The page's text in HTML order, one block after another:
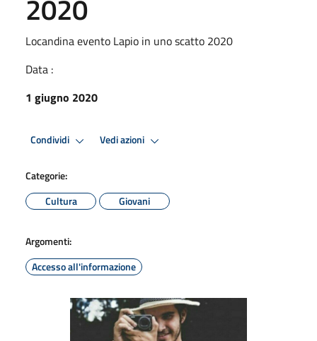
2020
Locandina evento Lapio in uno scatto 2020
Data :
1 giugno 2020
Condividi Vedi azioni
Categorie:
Cultura
Giovani
Argomenti:
Accesso all'informazione